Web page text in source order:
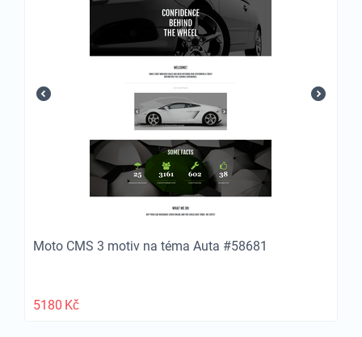
Moto CMS 3 motiv na téma Auta #58681
5180 Kč